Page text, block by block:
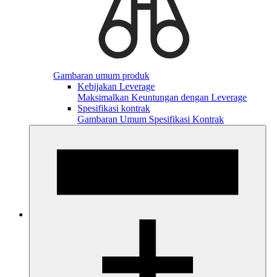
Gambaran umum produk
Kebijakan Leverage
Maksimalkan Keuntungan dengan Leverage
Spesifikasi kontrak
Gambaran Umum Spesifikasi Kontrak